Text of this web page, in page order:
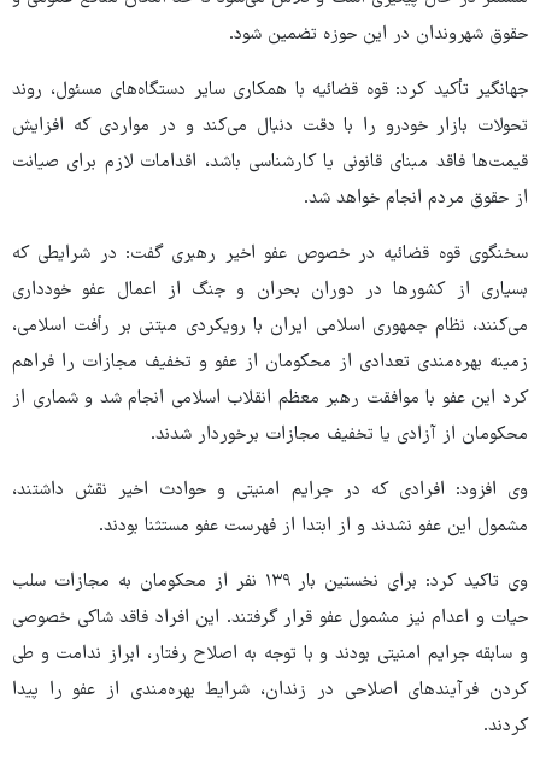
حقوق شهروندان در این حوزه تضمین شود.
جهانگیر تأکید کرد: قوه قضائیه با همکاری سایر دستگاه‌های مسئول، روند
تحولات بازار خودرو را با دقت دنبال می‌کند و در مواردی که افزایش
قیمت‌ها فاقد مبنای قانونی یا کارشناسی باشد، اقدامات لازم برای صیانت
از حقوق مردم انجام خواهد شد.
سخنگوی قوه قضائیه در خصوص عفو اخیر رهبری گفت: در شرایطی که
بسیاری از کشورها در دوران بحران و جنگ از اعمال عفو خودداری
می‌کنند، نظام جمهوری اسلامی ایران با رویکردی مبتنی بر رأفت اسلامی،
زمینه بهره‌مندی تعدادی از محکومان از عفو و تخفیف مجازات را فراهم
کرد این عفو با موافقت رهبر معظم انقلاب اسلامی انجام شد و شماری از
محکومان از آزادی یا تخفیف مجازات برخوردار شدند.
وی افزود: افرادی که در جرایم امنیتی و حوادث اخیر نقش داشتند،
مشمول این عفو نشدند و از ابتدا از فهرست عفو مستثنا بودند.
وی تاکید کرد: برای نخستین بار ۱۳۹ نفر از محکومان به مجازات سلب
حیات و اعدام نیز مشمول عفو قرار گرفتند. این افراد فاقد شاکی خصوصی
و سابقه جرایم امنیتی بودند و با توجه به اصلاح رفتار، ابراز ندامت و طی
کردن فرآیندهای اصلاحی در زندان، شرایط بهره‌مندی از عفو را پیدا
کردند.